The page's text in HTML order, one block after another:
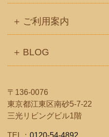
ご利用案内
BLOG
〒136-0076
東京都江東区南砂5-7-22
三光リビングビル1階
TEL： 0120-54-4892